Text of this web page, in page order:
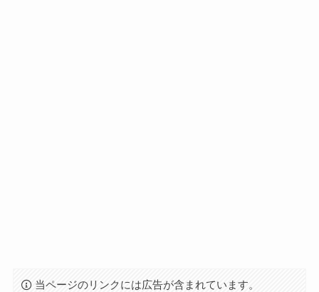
当ページのリンクには広告が含まれています。